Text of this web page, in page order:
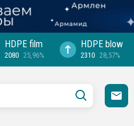
HDPE film
2080 25,96%
HDPE blow
2310 28,57%